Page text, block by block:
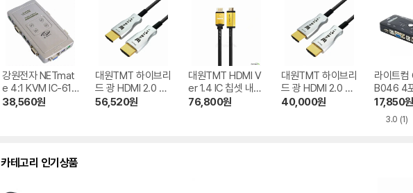
강원전자 NETmat
e 4:1 KVM IC-614
-I
38,560원
대원TMT 하이브리
드 광 HDMI 2.0 리
피터 케이블 DW-H
56,520원
대원TMT HDMI V
er 1.4 IC 칩셋 내장
골드 케이블 DW-H
76,800원
대원TMT 하이브리
드 광 HDMI 2.0 리
피터 케이블 DW-H
40,000원
라이트
B046 4
2.0 KVM
17,850원
3.0 (1)
카테고리 인기상품